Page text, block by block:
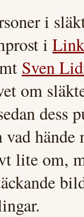
i
i
Sven
om
dess
lite om,